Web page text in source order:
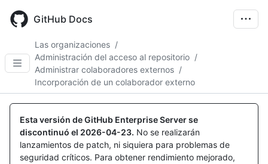
main
GitHub Docs
Las organizaciones /
Administración del acceso al repositorio /
Administrar colaboradores externos /
Incorporación de un colaborador externo
Esta versión de GitHub Enterprise Server se
discontinuó el 2026-04-23. No se realizarán
lanzamientos de patch, ni siquiera para problemas de
seguridad críticos. Para obtener rendimiento mejorado,